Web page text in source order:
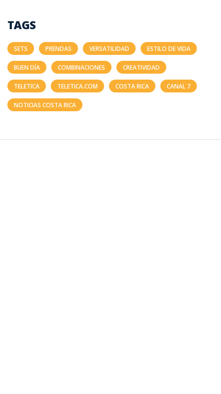
TAGS
SETS PRENDAS VERSATILIDAD ESTILO DE VIDA
BUEN DÍA COMBINACIONES CREATIVIDAD
TELETICA TELETICA.COM COSTA RICA CANAL 7
NOTICIAS COSTA RICA